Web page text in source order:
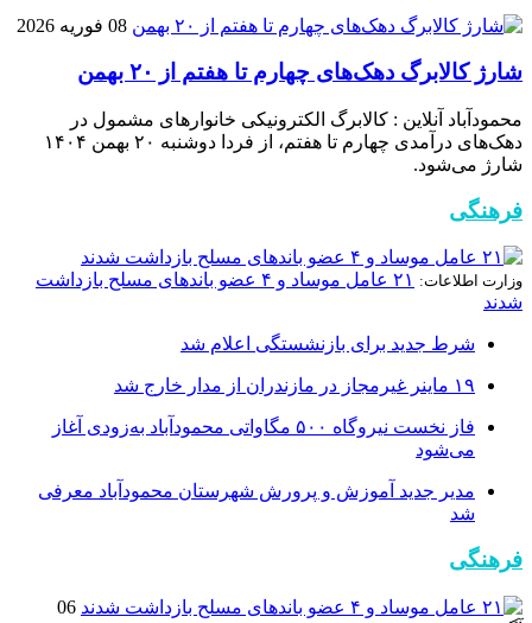
08 فوریه 2026
شارژ کالابرگ دهک‌های چهارم تا هفتم از ۲۰ بهمن
محمودآباد آنلاین : کالابرگ الکترونیکی خانوار‌های مشمول در
دهک‌های درآمدی چهارم تا هفتم، از فردا دوشنبه ۲۰ بهمن ۱۴۰۴
شارژ می‌شود.
فرهنگی
وزارت اطلاعات:
۲۱ عامل موساد و ۴ عضو باند‌های مسلح بازداشت
شدند
شرط جدید برای بازنشستگی اعلام شد
۱۹ ماینر غیرمجاز در مازندران از مدار خارج شد
فاز نخست نیروگاه ۵۰۰ مگاواتی محمودآباد به‌زودی آغاز
می‌شود
مدیر جدید آموزش و پرورش شهرستان محمودآباد معرفی
شد
فرهنگی
06